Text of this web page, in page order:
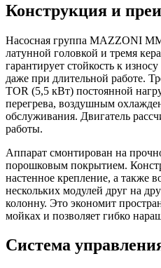
Конструкция и
Насосная группа MAZZONI
латунной головкой и тремя
гарантирует стойкость к
даже при длительной работе.
TOR (5,5 кВт) постоянной
перегрева, воздушным
обслуживания. Двигатель
работы.
Аппарат смонтирован на
порошковым покрытием.
настенное крепление, а также
нескольких модулей друг на
колонну. Это экономит
мойках и позволяет гибко
Система